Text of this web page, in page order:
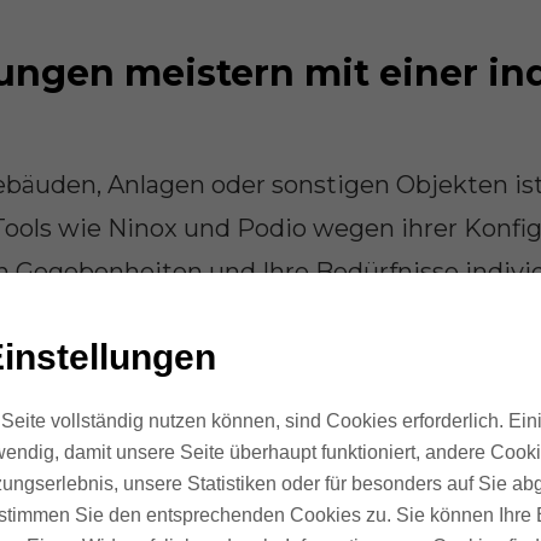
meistern mit einer
Anlagen oder sonstigen Objekten
wie Ninox und Podio wegen ihrer
Gegebenheiten und Ihre Bedürfnisse
Standort > Gebäude > Wohneinheit >
nicht nur die Datenpflege. Eine
Bezeichnung von Objekten
zu erledigen ist.
vollständig nutzen können, sind Cookies erforderlich.
damit unsere Seite überhaupt funktioniert, andere
unsere Statistiken oder für besonders auf Sie
Sie den entsprechenden Cookies zu. Sie können Ihre